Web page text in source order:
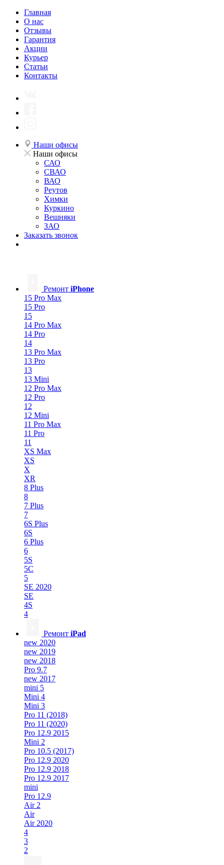
Главная
О нас
Отзывы
Гарантия
Акции
Курьер
Статьи
Контакты
Наши офисы
Наши офисы
САО
СВАО
ВАО
Реутов
Химки
Куркино
Вешняки
ЗАО
Заказать звонок
Ремонт iPhone
15 Pro Max
15 Pro
15
14 Pro Max
14 Pro
14
13 Pro Max
13 Pro
13
13 Mini
12 Pro Max
12 Pro
12
12 Mini
11 Pro Max
11 Pro
11
XS Max
XS
X
XR
8 Plus
8
7 Plus
7
6S Plus
6S
6 Plus
6
5S
5C
5
SE 2020
SE
4S
4
Ремонт iPad
new 2020
new 2019
new 2018
Pro 9.7
new 2017
mini 5
Mini 4
Mini 3
Pro 11 (2018)
Pro 11 (2020)
Pro 12.9 2015
Mini 2
Pro 10.5 (2017)
Pro 12.9 2020
Pro 12.9 2018
Pro 12.9 2017
mini
Pro 12.9
Air 2
Air
Air 2020
4
3
2